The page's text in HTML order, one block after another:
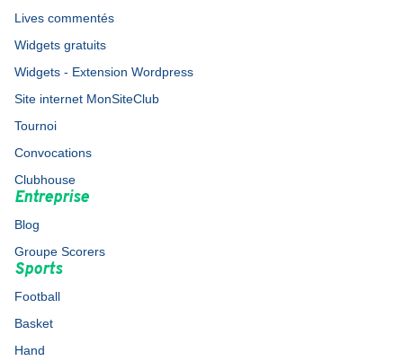
Lives commentés
Widgets gratuits
Widgets - Extension Wordpress
Site internet MonSiteClub
Tournoi
Convocations
Clubhouse
Entreprise
Blog
Groupe Scorers
Sports
Football
Basket
Hand